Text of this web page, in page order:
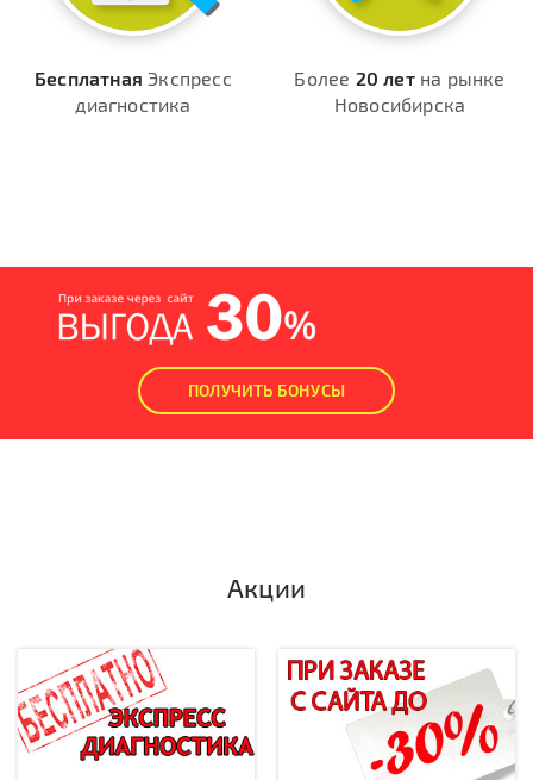
Бесплатная Экспресс
диагностика
Более 20 летна рынке
Новосибирска
ПОЛУЧИТЬ БОНУСЫ
Акции